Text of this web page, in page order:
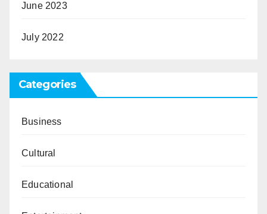
June 2023
July 2022
Categories
Business
Cultural
Educational